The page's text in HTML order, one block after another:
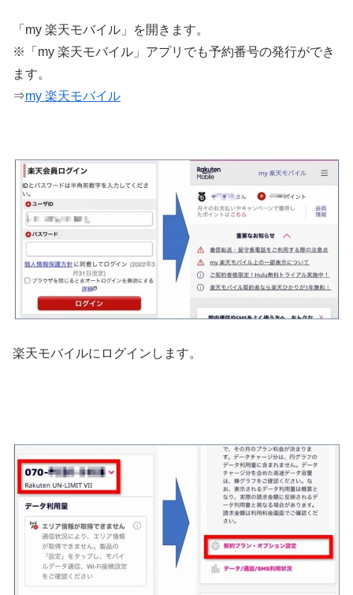
「my 楽天モバイル」を開きます。
※「my 楽天モバイル」アプリでも予約番号の発行ができ
ます。
⇒my 楽天モバイル
楽天モバイルにログインします。